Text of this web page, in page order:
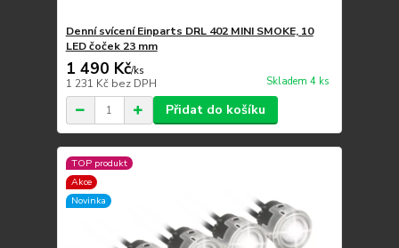
Denní svícení Einparts DRL 402 MINI SMOKE, 10
LED čoček 23 mm
1 490 Kč/ks
1 231 Kč bez DPH Skladem 4 ks
Přidat do košíku
TOP produkt
Akce
Novinka